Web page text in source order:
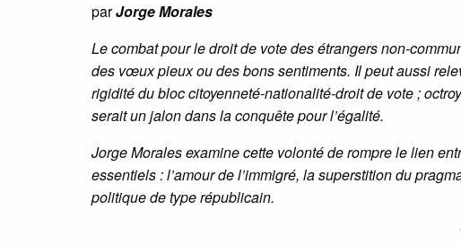
parJorge Morales
Le combat pour le droit de vote des étrangers non-
des vœux pieux ou des bons sentiments. Il peut aussi
rigidité du bloc citoyenneté-nationalité-droit de vote ;
serait un jalon dans la conquête pour l’égalité.
Jorge Morales examine cette volonté de rompre le lien
essentiels : l’amour de l’immigré, la superstition du
politique de type républicain.